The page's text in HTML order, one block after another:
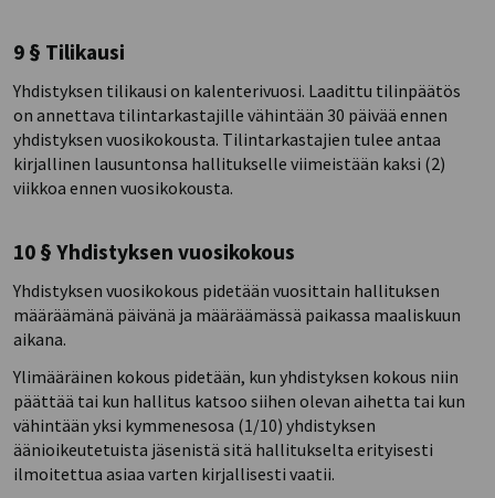
9 § Tilikausi
Yhdistyksen tilikausi on kalenterivuosi. Laadittu tilinpäätös
on annettava tilintarkastajille vähintään 30 päivää ennen
yhdistyksen vuosikokousta. Tilintarkastajien tulee antaa
kirjallinen lausuntonsa hallitukselle viimeistään kaksi (2)
viikkoa ennen vuosikokousta.
10 § Yhdistyksen vuosikokous
Yhdistyksen vuosikokous pidetään vuosittain hallituksen
määräämänä päivänä ja määräämässä paikassa maaliskuun
aikana.
Ylimääräinen kokous pidetään, kun yhdistyksen kokous niin
päättää tai kun hallitus katsoo siihen olevan aihetta tai kun
vähintään yksi kymmenesosa (1/10) yhdistyksen
äänioikeutetuista jäsenistä sitä hallitukselta erityisesti
ilmoitettua asiaa varten kirjallisesti vaatii.